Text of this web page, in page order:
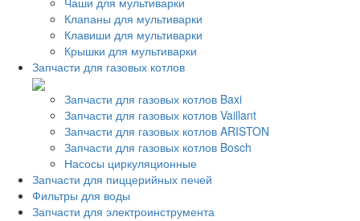
Клапаны для мультиварки
Клавиши для мультиварки
Крышки для мультиварки
Запчасти для газовых котлов
Запчасти для газовых котлов Baxi
Запчасти для газовых котлов Vaillant
Запчасти для газовых котлов ARISTON
Запчасти для газовых котлов Bosch
Насосы циркуляционные
Запчасти для пиццерийных печей
Фильтры для воды
Запчасти для электроинструмента